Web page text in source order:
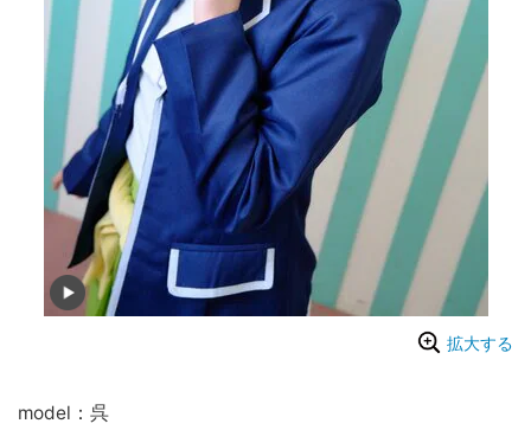
拡大する
model：呉